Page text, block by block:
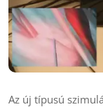
Az új típusú